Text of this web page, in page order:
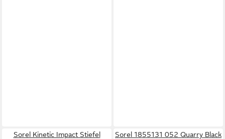
Sorel Kinetic Impact Stiefel
Sorel 1855131 052 Quarry Black